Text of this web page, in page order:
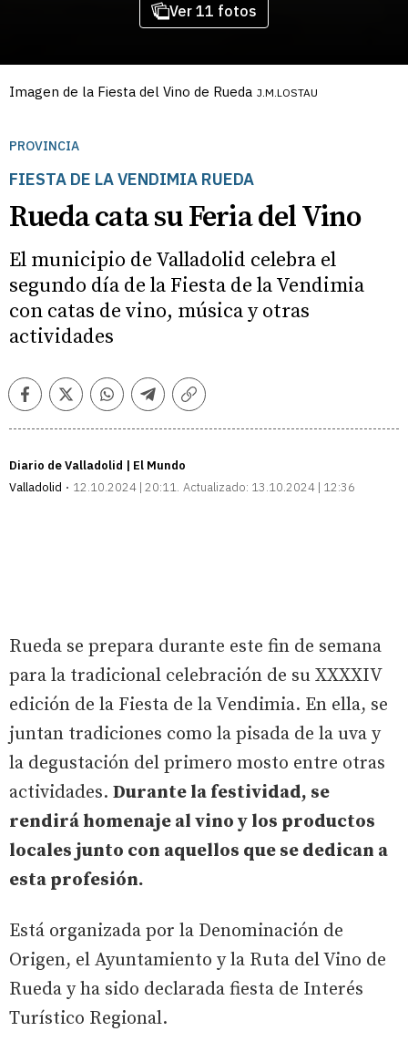
Ver 11 fotos
Imagen de la Fiesta del Vino de Rueda J.M.LOSTAU
PROVINCIA
FIESTA DE LA VENDIMIA RUEDA
Rueda cata su Feria del Vino
El municipio de Valladolid celebra el
segundo día de la Fiesta de la Vendimia
con catas de vino, música y otras
actividades
FacebookTwitterWhatsappTelegramCopiar
Diario de Valladolid | El Mundo
Valladolid
12.10.2024 | 20:11 Actualizado: 13.10.2024 | 12:36
Rueda se prepara durante este fin de semana
para la tradicional celebración de su XXXXIV
edición de la Fiesta de la Vendimia. En ella, se
juntan tradiciones como la pisada de la uva y
la degustación del primero mosto entre otras
actividades. Durante la festividad, se
rendirá homenaje al vino y los productos
locales junto con aquellos que se dedican a
esta profesión.
Está organizada por la Denominación de
Origen, el Ayuntamiento y la Ruta del Vino de
Rueda y ha sido declarada fiesta de Interés
Turístico Regional.